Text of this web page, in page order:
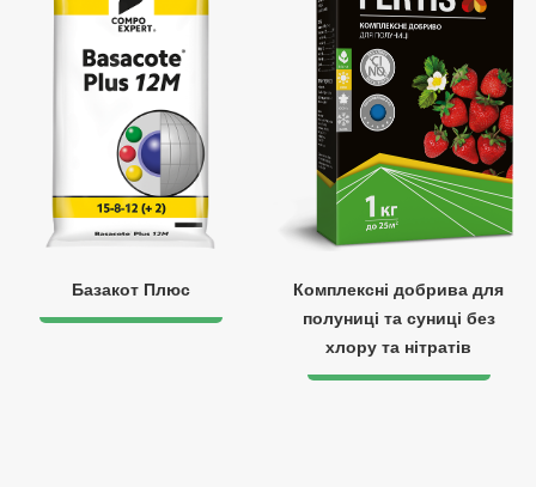
Базакот Плюс
Комплексні добрива для
полуниці та суниці без
хлору та нітратів